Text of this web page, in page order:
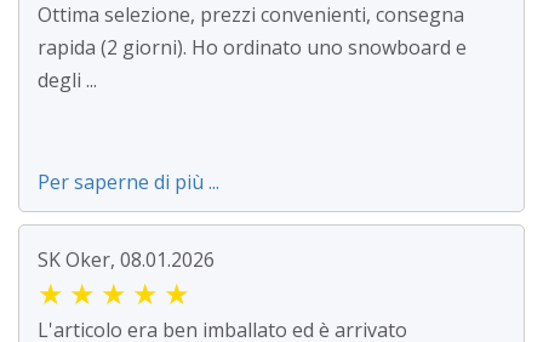
Ottima selezione, prezzi convenienti, consegna
rapida (2 giorni). Ho ordinato uno snowboard e
degli ...
Per saperne di più ...
SK Oker, 08.01.2026
★ ★ ★ ★ ★
L'articolo era ben imballato ed è arrivato